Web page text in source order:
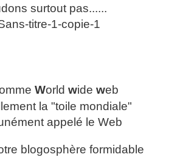
surtout pas......
World wide web
la "toile mondiale"
appelé le Web
blogosphère formidable